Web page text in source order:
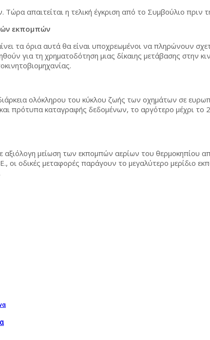
απαιτείται η τελική έγκριση από το Συμβούλιο πριν
εκπομπών
τα όρια αυτά θα είναι υποχρεωμένοι να πληρώνουν
για τη χρηματοδότηση μιας δίκαιης μετάβασης στην
ολόκληρου του κύκλου ζωής των οχημάτων σε
πρότυπα καταγραφής δεδομένων, το αργότερο μέχρι
αξιόλογη μείωση των εκπομπών αερίων του
οι οδικές μεταφορές παράγουν το μεγαλύτερο μερίδιο